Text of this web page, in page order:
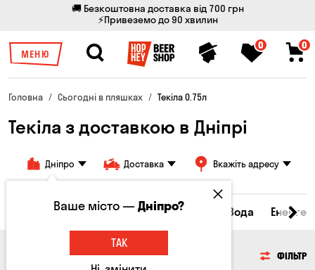
🚚 Безкоштовна доставка від 700 грн
⚡Привеземо до 90 хвилин
МЕНЮ
0 0
Головна Сьогодні в пляшках Текіла 0.75л
Текіла з доставкою в Дніпрі
Дніпро Доставка Вкажіть адресу
та бренді Джин Текіла Вода
ФІЛЬТР
Ваше місто —Дніпро?
ТАК